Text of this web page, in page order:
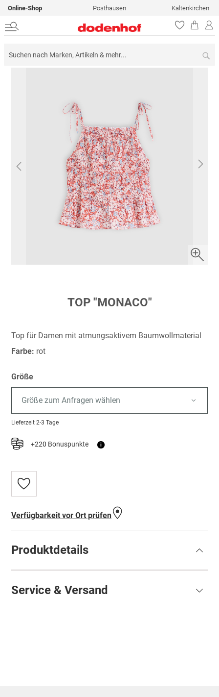
Online-Shop Posthausen Kaltenkirchen
springen
TOP "MONACO"
Top für Damen mit atmungsaktivem Baumwollmaterial
Farbe: rot
Größe
Größe zum Anfragen wählen
Lieferzeit 2-3 Tage
+220 Bonuspunkte i
Zur
Wunschliste
Verfügbarkeit vor Ort prüfen
Produktdetails
Service & Versand